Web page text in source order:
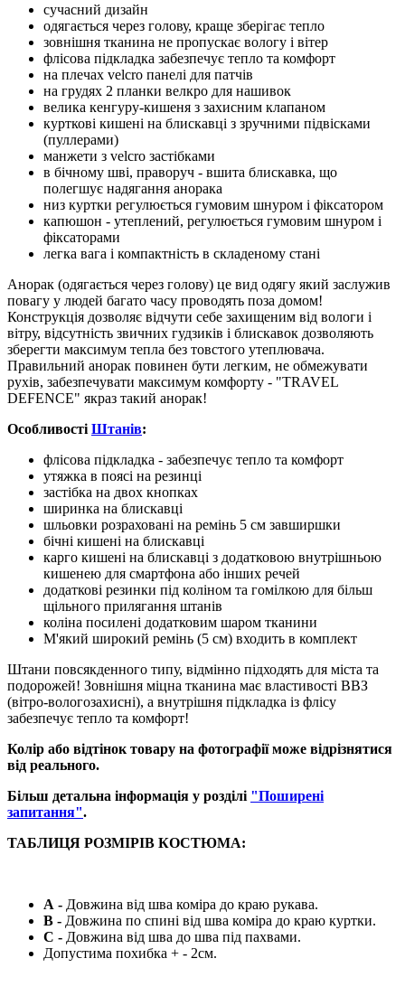
сучасний дизайн
одягається через голову, краще зберігає тепло
зовнішня тканина не пропускає вологу і вітер
флісова підкладка забезпечує тепло та комфорт
на плечах velcro панелі для патчів
на грудях 2 планки велкро для нашивок
велика кенгуру-кишеня з захисним клапаном
курткові кишені на блискавці з зручними підвісками
(пуллерами)
манжети з velcro застібками
в бічному шві, праворуч - вшита блискавка, що
полегшує надягання анорака
низ куртки регулюється гумовим шнуром і фіксатором
капюшон - утеплений, регулюється гумовим шнуром і
фіксаторами
легка вага і компактність в складеному стані
Анорак (одягається через голову) це вид одягу який заслужив
повагу у людей багато часу проводять поза домом!
Конструкція дозволяє відчути себе захищеним від вологи і
вітру, відсутність звичних гудзиків і блискавок дозволяють
зберегти максимум тепла без товстого утеплювача.
Правильний анорак повинен бути легким, не обмежувати
рухів, забезпечувати максимум комфорту - "TRAVEL
DEFENCE" якраз такий анорак!
Особливості Штанів:
флісова підкладка - забезпечує тепло та комфорт
утяжка в поясі на резинці
застібка на двох кнопках
ширинка на блискавці
шльовки розраховані на ремінь 5 см завширшки
бічні кишені на блискавці
карго кишені на блискавці з додатковою внутрішньою
кишенею для смартфона або інших речей
додаткові резинки під коліном та гомілкою для більш
щільного прилягання штанів
коліна посилені додатковим шаром тканини
М'який широкий ремінь (5 см) входить в комплект
Штани повсякденного типу, відмінно підходять для міста та
подорожей! Зовнішня міцна тканина має властивості ВВЗ
(вітро-вологозахисні), а внутрішня підкладка із флісу
забезпечує тепло та комфорт!
Колір або відтінок товару на фотографії може відрізнятися
від реального.
Більш детальна інформація у розділі "Поширені
запитання".
ТАБЛИЦЯ РОЗМІРІВ КОСТЮМА:
А - Довжина від шва коміра до краю рукава.
B - Довжина по спині від шва коміра до краю куртки.
C - Довжина від шва до шва під пахвами.
Допустима похибка + - 2см.